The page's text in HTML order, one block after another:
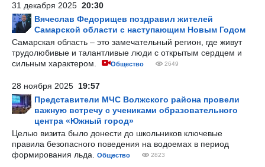
31 декабря 2025 20:30
Вячеслав Федорищев поздравил жителей
Самарской области с наступающим Новым Годом
Самарская область – это замечательный регион, где живут
трудолюбивые и талантливые люди с открытым сердцем и
сильным характером.
Общество 2649
28 ноября 2025 19:57
Представители МЧС Волжского района провели
важную встречу с учениками образовательного
центра «Южный город»
Целью визита было донести до школьников ключевые
правила безопасного поведения на водоемах в период
формирования льда.
Общество 2823